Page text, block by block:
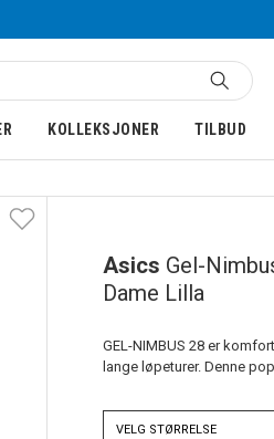
KOLLEKSJONER TILBUD
Asics Gel-
Dame Lilla
GEL-NIMBUS 28 er
lange løpeturer. Denne
VELG STØRRELSE